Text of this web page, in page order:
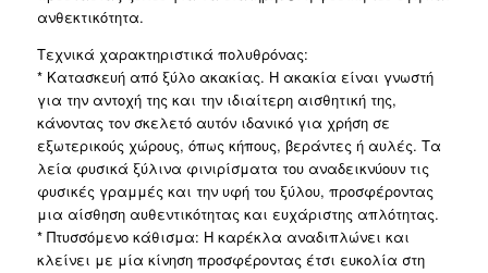
ανθεκτικότητα.
Τεχνικά χαρακτηριστικά πολυθρόνας:
* Κατασκευή από ξύλο ακακίας. Η ακακία είναι γνωστή
για την αντοχή της και την ιδιαίτερη αισθητική της,
κάνοντας τον σκελετό αυτόν ιδανικό για χρήση σε
εξωτερικούς χώρους, όπως κήπους, βεράντες ή αυλές. Τα
λεία φυσικά ξύλινα φινιρίσματα του αναδεικνύουν τις
φυσικές γραμμές και την υφή του ξύλου, προσφέροντας
μια αίσθηση αυθεντικότητας και ευχάριστης απλότητας.
* Πτυσσόμενο κάθισμα: Η καρέκλα αναδιπλώνει και
κλείνει με μία κίνηση προσφέροντας έτσι ευκολία στη